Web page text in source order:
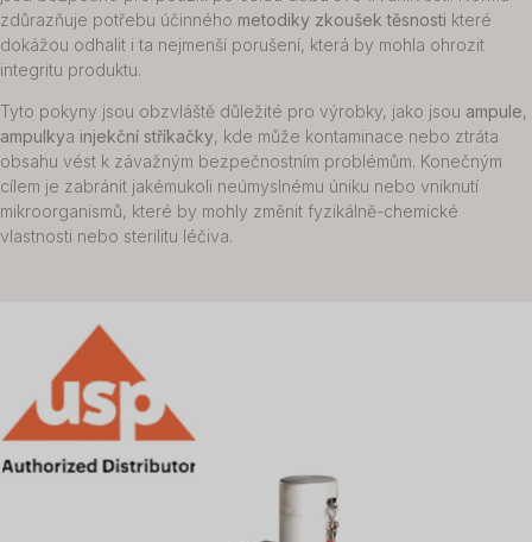
zdůrazňuje potřebu účinného metodiky zkoušek těsnosti které
dokážou odhalit i ta nejmenší porušení, která by mohla ohrozit
integritu produktu.
Tyto pokyny jsou obzvláště důležité pro výrobky, jako jsou ampule,
ampulkya injekční stříkačky, kde může kontaminace nebo ztráta
obsahu vést k závažným bezpečnostním problémům. Konečným
cílem je zabránit jakémukoli neúmyslnému úniku nebo vniknutí
mikroorganismů, které by mohly změnit fyzikálně-chemické
vlastnosti nebo sterilitu léčiva.